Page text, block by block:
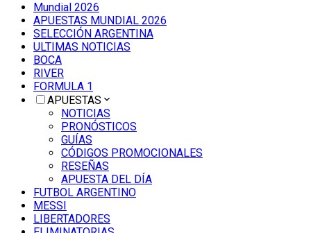
Mundial 2026
APUESTAS MUNDIAL 2026
SELECCIÓN ARGENTINA
ULTIMAS NOTICIAS
BOCA
RIVER
FORMULA 1
APUESTAS
NOTICIAS
PRONÓSTICOS
GUÍAS
CÓDIGOS PROMOCIONALES
RESEÑAS
APUESTA DEL DÍA
FUTBOL ARGENTINO
MESSI
LIBERTADORES